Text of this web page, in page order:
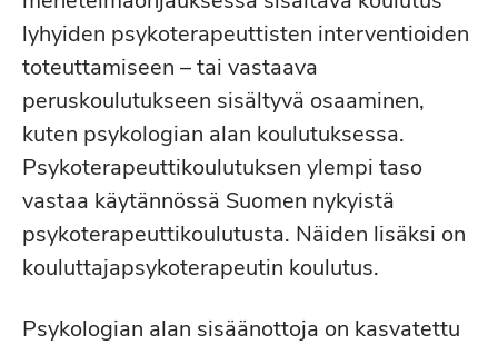
lyhyiden psykoterapeuttisten interventioiden
toteuttamiseen – tai vastaava
peruskoulutukseen sisältyvä osaaminen,
kuten psykologian alan koulutuksessa.
Psykoterapeuttikoulutuksen ylempi taso
vastaa käytännössä Suomen nykyistä
psykoterapeuttikoulutusta. Näiden lisäksi on
kouluttajapsykoterapeutin koulutus.
Psykologian alan sisäänottoja on kasvatettu